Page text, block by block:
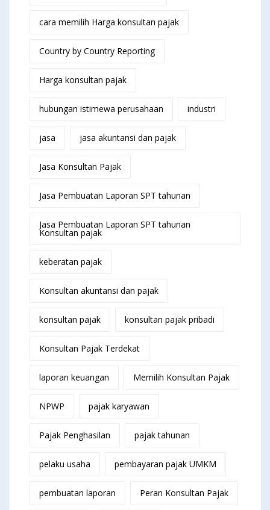
cara memilih Harga konsultan pajak
Country by Country Reporting
Harga konsultan pajak
hubungan istimewa perusahaan industri
jasa jasa akuntansi dan pajak
Jasa Konsultan Pajak
Jasa Pembuatan Laporan SPT tahunan
Jasa Pembuatan Laporan SPT tahunan
Konsultan pajak
keberatan pajak
Konsultan akuntansi dan pajak
konsultan pajak konsultan pajak pribadi
Konsultan Pajak Terdekat
laporan keuangan Memilih Konsultan Pajak
NPWP pajak karyawan
Pajak Penghasilan pajak tahunan
pelaku usaha pembayaran pajak UMKM
pembuatan laporan Peran Konsultan Pajak